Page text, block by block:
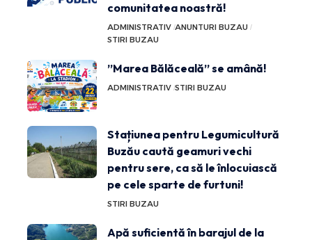
comunitatea noastră!
ADMINISTRATIV ANUNTURI BUZAU
STIRI BUZAU
”Marea Bălăceală” se amână!
ADMINISTRATIV STIRI BUZAU
Stațiunea pentru Legumicultură
Buzău caută geamuri vechi
pentru sere, ca să le înlocuiască
pe cele sparte de furtuni!
STIRI BUZAU
Apă suficientă în barajul de la